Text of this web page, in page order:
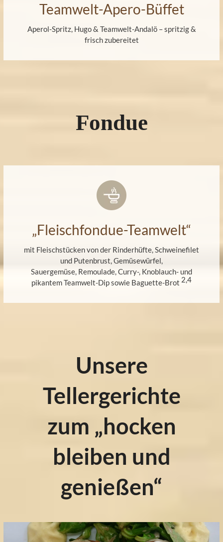
Teamwelt-Apero-Büffet
Aperol-Spritz, Hugo & Teamwelt-Andalö – spritzig &
frisch zubereitet
Fondue
„Fleischfondue-Teamwelt“
mit Fleischstücken von der Rinderhüfte, Schweinefilet
und Putenbrust, Gemüsewürfel,
Sauergemüse, Remoulade, Curry-, Knoblauch- und
pikantem Teamwelt-Dip sowie Baguette-Brot 2,4
Unsere
Tellergerichte
zum „hocken
bleiben und
genießen“